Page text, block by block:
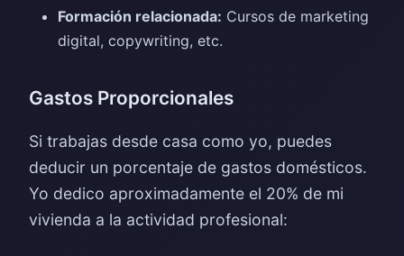
Formación relacionada: Cursos de marketing
digital, copywriting, etc.
Gastos Proporcionales
Si trabajas desde casa como yo, puedes
deducir un porcentaje de gastos domésticos.
Yo dedico aproximadamente el 20% de mi
vivienda a la actividad profesional: